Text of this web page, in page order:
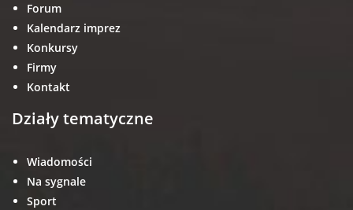
Forum
Kalendarz imprez
Konkursy
Firmy
Kontakt
Działy tematyczne
Wiadomości
Na sygnale
Sport